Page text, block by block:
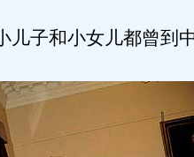
子和小女儿都曾到